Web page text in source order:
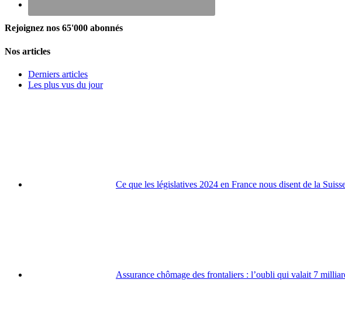
Rejoignez nos 65'000 abonnés
Nos articles
Derniers articles
Les plus vus du jour
Ce que les législatives 2024 en France nous disent de la
Assurance chômage des frontaliers : l’oubli qui valait 7